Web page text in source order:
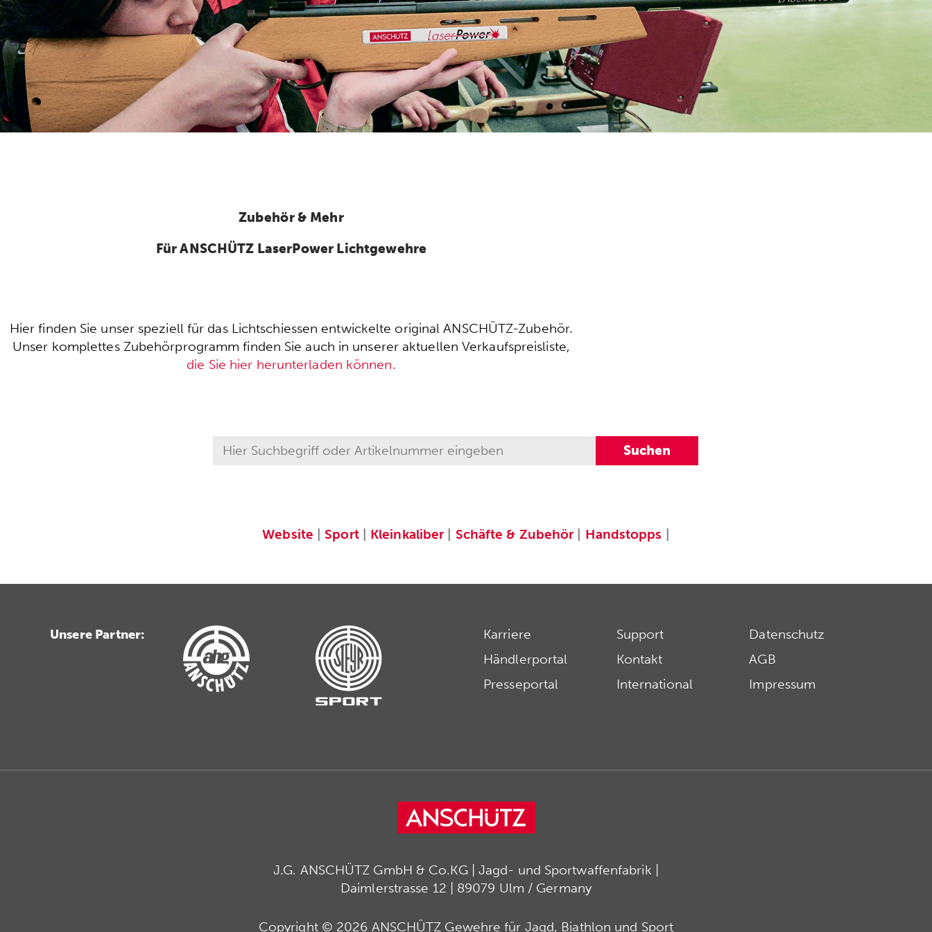
Zubehör & Mehr
Für ANSCHÜTZ LaserPower Lichtgewehre
Hier finden Sie unser speziell für das Lichtschiessen entwickelte original ANSCHÜTZ-Zubehör.
Unser komplettes Zubehörprogramm finden Sie auch in unserer aktuellen Verkaufspreisliste,
die Sie hier herunterladen können.
Website |Sport| Kleinkaliber| Schäfte & Zubehör| Handstopps
Unsere Partner:
Karriere
Händlerportal
Presseportal
Support
Kontakt
International
Datenschutz
AGB
Impressum
J.G. ANSCHÜTZ GmbH & Co.KG | Jagd- und Sportwaffenfabrik |
Daimlerstrasse 12 | 89079 Ulm / Germany
Copyright © 2026 ANSCHÜTZ Gewehre für Jagd, Biathlon und Sport